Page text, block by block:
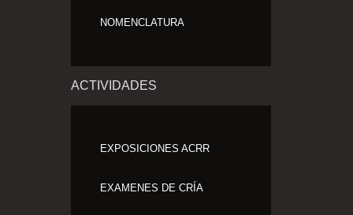
NOMENCLATURA
ACTIVIDADES
EXPOSICIONES ACRR
EXAMENES DE CRÍA